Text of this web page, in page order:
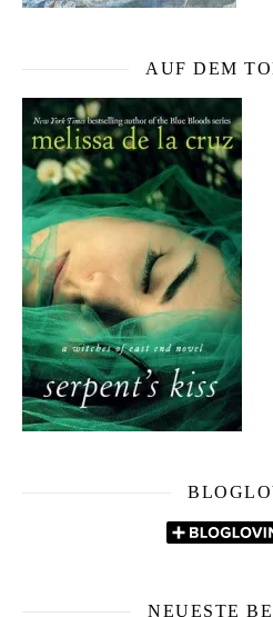
AUF DEM
NEUESTE